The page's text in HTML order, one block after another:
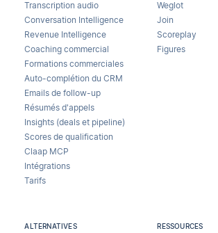
Transcription audio
Conversation Intelligence
Revenue Intelligence
Coaching commercial
Formations commerciales
Auto-complétion du CRM
Emails de follow-up
Résumés d'appels
Insights (deals et pipeline)
Scores de qualification
Claap MCP
Intégrations
Tarifs
Weglot
Join
Scoreplay
Figures
ALTERNATIVES RESSOURCES